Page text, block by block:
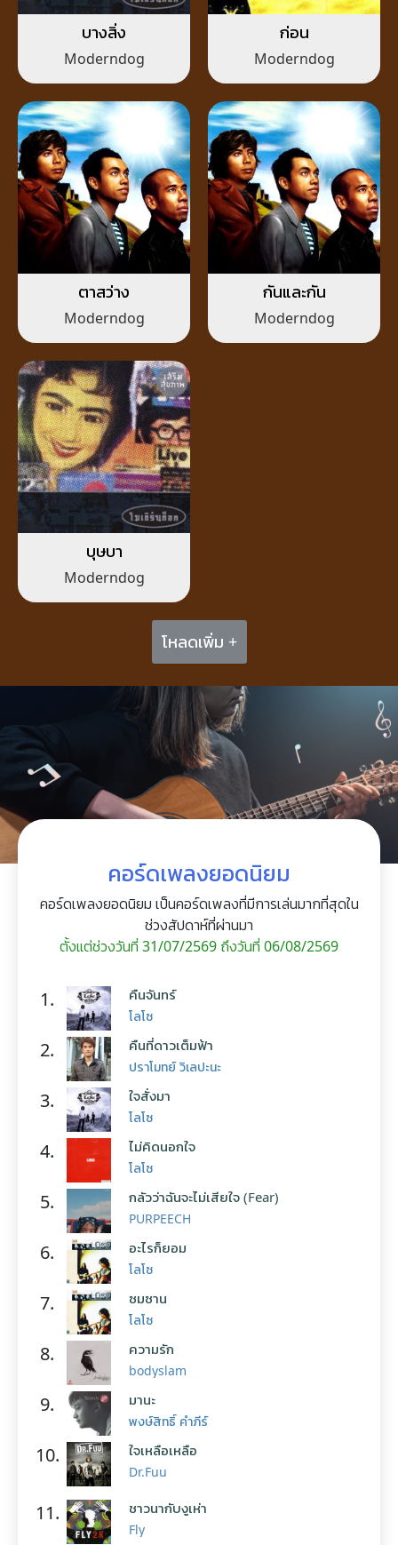
บางสิ่ง
Moderndog
ก่อน
Moderndog
ตาสว่าง
Moderndog
กันและกัน
Moderndog
บุษบา
Moderndog
โหลดเพิ่ม +
คอร์ดเพลงยอดนิยม
คอร์ดเพลงยอดนิยม เป็นคอร์ดเพลงที่มีการเล่นมากที่สุดใน
ช่วงสัปดาห์ที่ผ่านมา
ตั้งแต่ช่วงวันที่ 31/07/2569 ถึงวันที่ 06/08/2569
1. คืนจันทร์
โลโซ
2. คืนที่ดาวเต็มฟ้า
ปราโมทย์ วิเลปะนะ
3. ใจสั่งมา
โลโซ
4. ไม่คิดนอกใจ
โลโซ
5. กลัวว่าฉันจะไม่เสียใจ (Fear)
PURPEECH
6. อะไรก็ยอม
โลโซ
7. ซมซาน
โลโซ
8. ความรัก
bodyslam
9. มานะ
พงษ์สิทธิ์ คำภีร์
10. ใจเหลือเหลือ
Dr.Fuu
11. ชาวนากับงูเห่า
Fly